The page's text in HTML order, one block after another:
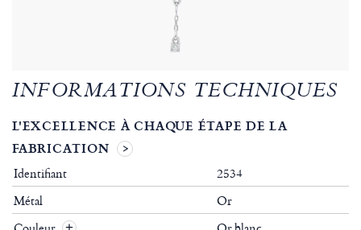
INFORMATIONS TECHNIQUES
L'EXCELLENCE À CHAQUE ÉTAPE DE LA
FABRICATION
Identifiant
2534
Métal
Or